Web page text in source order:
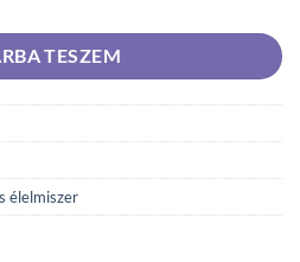
TESZEM
élelmiszer